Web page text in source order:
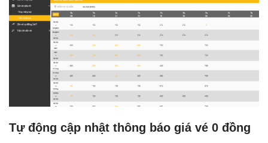
Tự động cập nhật thông báo giá vé 0 đồng